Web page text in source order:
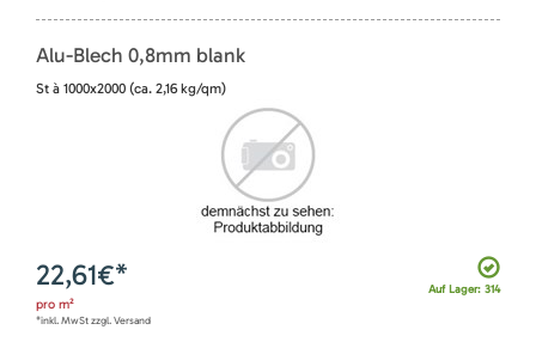
Alu-Blech 0,8mm blank
St à 1000x2000 (ca. 2,16 kg/qm)
Auf Lager: 314
22,61€*
pro m²
*inkl. MwSt zzgl. Versand